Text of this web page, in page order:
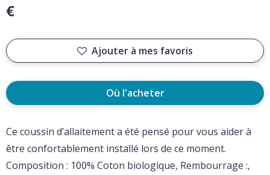
€
Ajouter à mes favoris
Où l'acheter
Ce coussin d’allaitement a été pensé pour vous aider à
être confortablement installé lors de ce moment.
Composition : 100% Coton biologique, Rembourrage :,